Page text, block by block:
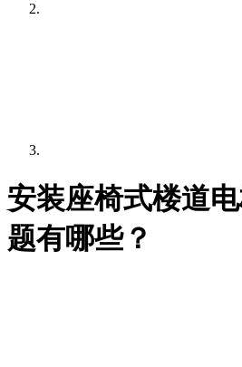
安装座椅式楼道
题有哪些？